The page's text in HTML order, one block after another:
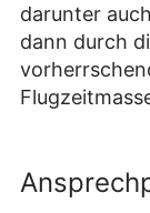
darunter
dann durch